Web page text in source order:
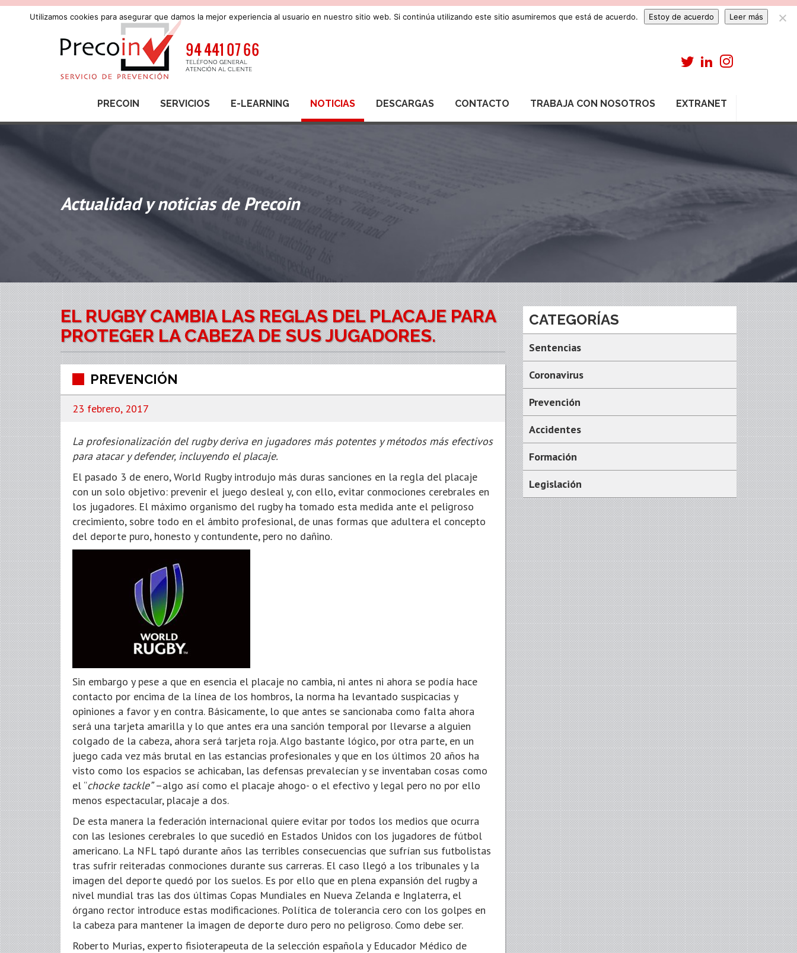
PRECOIN SERVICIOS E-LEARNING NOTICIAS DESCARGAS CONTACTO TRABAJA CON NOSOTROS EXTRANET
Actualidad y noticias de Precoin
EL RUGBY CAMBIA LAS REGLAS DEL PLACAJE PARA
PROTEGER LA CABEZA DE SUS JUGADORES.
PREVENCIÓN
23 febrero, 2017
La profesionalización del rugby deriva en jugadores más potentes y métodos más efectivos
para atacar y defender, incluyendo el placaje.
El pasado 3 de enero, World Rugby introdujo más duras sanciones en la regla del placaje
con un solo objetivo: prevenir el juego desleal y, con ello, evitar conmociones cerebrales en
los jugadores. El máximo organismo del rugby ha tomado esta medida ante el peligroso
crecimiento, sobre todo en el ámbito profesional, de unas formas que adultera el concepto
del deporte puro, honesto y contundente, pero no dañino.
Sin embargo y pese a que en esencia el placaje no cambia, ni antes ni ahora se podía hace
contacto por encima de la línea de los hombros, la norma ha levantado suspicacias y
opiniones a favor y en contra. Básicamente, lo que antes se sancionaba como falta ahora
será una tarjeta amarilla y lo que antes era una sanción temporal por llevarse a alguien
colgado de la cabeza, ahora será tarjeta roja. Algo bastante lógico, por otra parte, en un
juego cada vez más brutal en las estancias profesionales y que en los últimos 20 años ha
visto como los espacios se achicaban, las defensas prevalecían y se inventaban cosas como
el “chocke tackle”–algo así como el placaje ahogo- o el efectivo y legal pero no por ello
menos espectacular, placaje a dos.
De esta manera la federación internacional quiere evitar por todos los medios que ocurra
con las lesiones cerebrales lo que sucedió en Estados Unidos con los jugadores de fútbol
americano. La NFL tapó durante años las terribles consecuencias que sufrían sus futbolistas
tras sufrir reiteradas conmociones durante sus carreras. El caso llegó a los tribunales y la
imagen del deporte quedó por los suelos. Es por ello que en plena expansión del rugby a
nivel mundial tras las dos últimas Copas Mundiales en Nueva Zelanda e Inglaterra, el
órgano rector introduce estas modificaciones. Política de tolerancia cero con los golpes en
la cabeza para mantener la imagen de deporte duro pero no peligroso. Como debe ser.
Roberto Murias, experto fisioterapeuta de la selección española y Educador Médico de
CATEGORÍAS
Sentencias
Coronavirus
Prevención
Accidentes
Formación
Legislación
Utilizamos cookies para asegurar que damos la mejor experiencia al usuario en nuestro sitio web. Si continúa utilizando este sitio asumiremos que está de acuerdo. Estoy de acuerdo Leer más